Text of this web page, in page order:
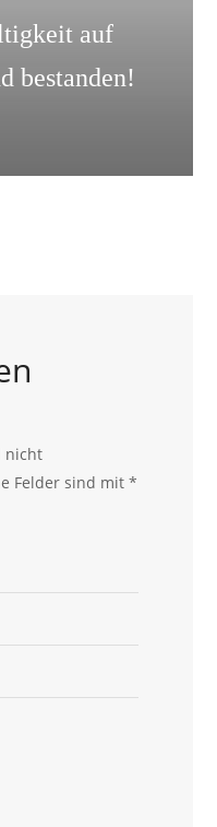
auf
bestanden!
nicht
Felder sind mit*